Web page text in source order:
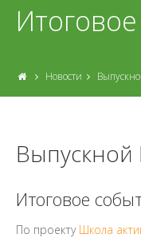
Новости
Итоговое
По проекту Школа